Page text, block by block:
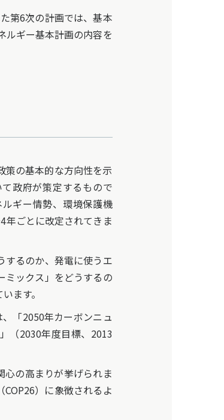
第6次の計画では、基本
ルギー基本計画の内容を
の基本的な方向性を示
政府が策定するもので
ギー情勢、環境保護機
年ごとに改定されてきま
るのか、発電に使うエ
ミックス」をどうするの
ます。
「2050年カーボンニュ
（2030年度目標、2013
の高まりが挙げられま
）に象徴されるよ